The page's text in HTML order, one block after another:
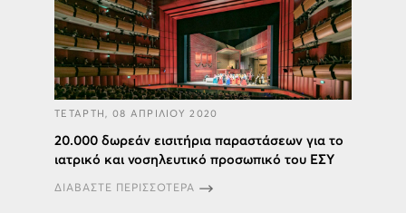
ΤΕΤΑΡΤΗ, 08 ΑΠΡΙΛΙΟΥ 2020
20.000 δωρεάν εισιτήρια παραστάσεων για το
ιατρικό και νοσηλευτικό προσωπικό του ΕΣΥ
ΔΙΑΒΑΣΤΕ ΠΕΡΙΣΣΟΤΕΡΑ